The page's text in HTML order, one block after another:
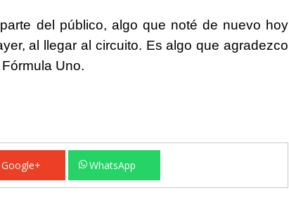
del público, algo que noté de nuevo hoy
al llegar al circuito. Es algo que agradezco
Uno.
Google+ WhatsApp